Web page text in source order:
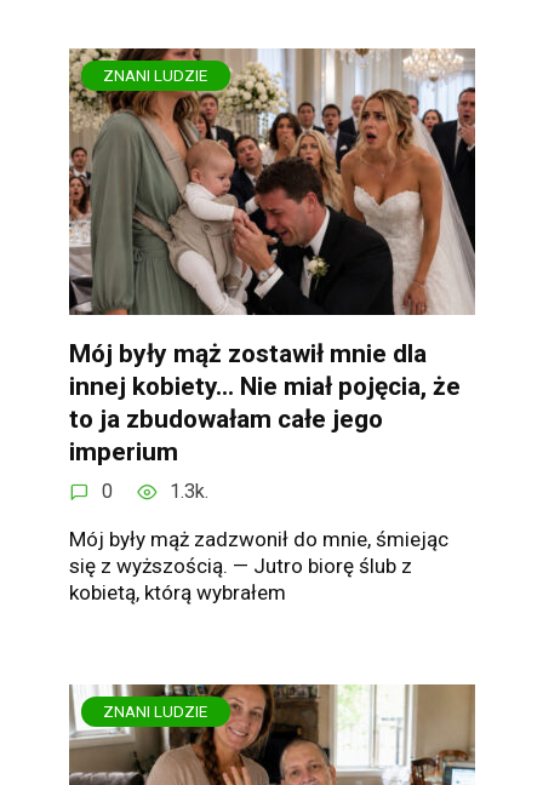
ZNANI LUDZIE
Mój były mąż zostawił mnie dla
innej kobiety… Nie miał pojęcia, że
to ja zbudowałam całe jego
imperium
0 1.3k.
Mój były mąż zadzwonił do mnie, śmiejąc
się z wyższością. — Jutro biorę ślub z
kobietą, którą wybrałem
ZNANI LUDZIE